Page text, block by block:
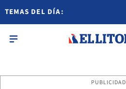
TEMAS DEL DÍA:
PUBLICIDAD